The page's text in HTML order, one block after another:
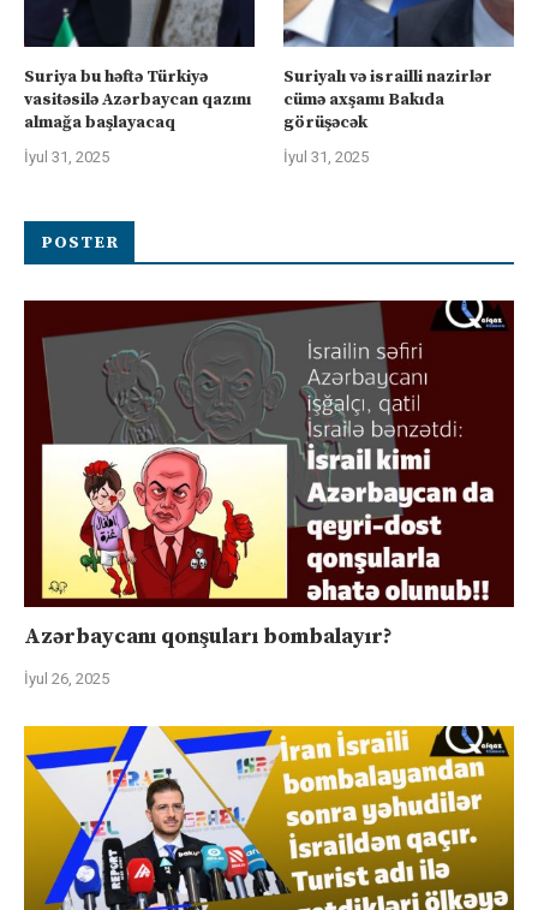
Suriya bu həftə Türkiyə
vasitəsilə Azərbaycan qazını
almağa başlayacaq
İyul 31, 2025
Suriyalı və israilli nazirlər
cümə axşamı Bakıda
görüşəcək
İyul 31, 2025
POSTER
Azərbaycanı qonşuları bombalayır?
İyul 26, 2025